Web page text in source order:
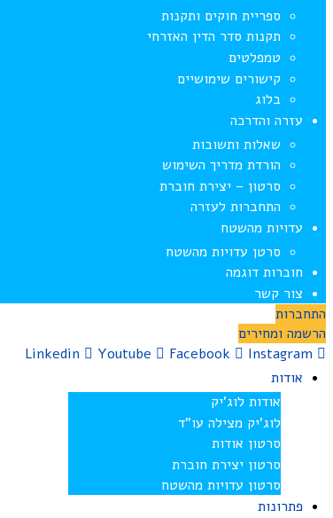
ספריית חוקים ותקנות
תקנות סדר הדין האזרחי
טמפלטים
קישורים שימושיים
בלוג
עזרה והדרכה
שאלות ותשובות
הורדת מדריך השימוש
סרטון – יצירת חוברת
התחברות לעזרה
עדויות מהשטח
סרטן עדויות מהשטח
חוברות דוגמה
צור קשר
התחברות
הרשמה ומחירים
Linkedin
Youtube Facebook
Instagram
אודות
אודות לוג’יק
לוג’יק מצילה עו”ד
סרטון אודות
סרטון יצירת חוברת
סרטון עדויות מהשטח
פתרונות